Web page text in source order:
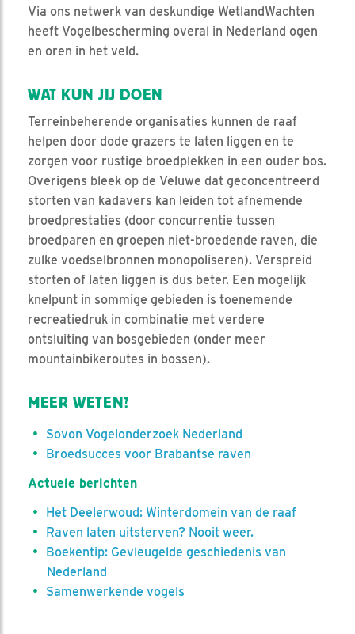
Via ons netwerk van deskundige WetlandWachten
heeft Vogelbescherming overal in Nederland ogen
en oren in het veld.
WAT KUN JIJ DOEN
Terreinbeherende organisaties kunnen de raaf
helpen door dode grazers te laten liggen en te
zorgen voor rustige broedplekken in een ouder bos.
Overigens bleek op de Veluwe dat geconcentreerd
storten van kadavers kan leiden tot afnemende
broedprestaties (door concurrentie tussen
broedparen en groepen niet-broedende raven, die
zulke voedselbronnen monopoliseren). Verspreid
storten of laten liggen is dus beter. Een mogelijk
knelpunt in sommige gebieden is toenemende
recreatiedruk in combinatie met verdere
ontsluiting van bosgebieden (onder meer
mountainbikeroutes in bossen).
MEER WETEN?
Sovon Vogelonderzoek Nederland
Broedsucces voor Brabantse raven
Actuele berichten
Het Deelerwoud: Winterdomein van de raaf
Raven laten uitsterven? Nooit weer.
Boekentip: Gevleugelde geschiedenis van
Nederland
Samenwerkende vogels